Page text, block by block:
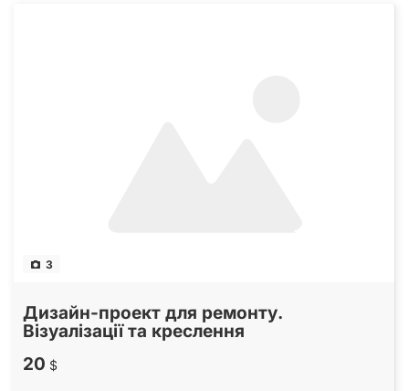
3
Дизайн-проект для ремонту.
Візуалізації та креслення
20 $